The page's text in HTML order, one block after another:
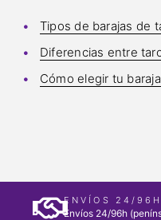
Tipos de barajas de
Diferencias entre
Cómo elegir tu
ENVÍOS 24/96H
Envíos 24/96h